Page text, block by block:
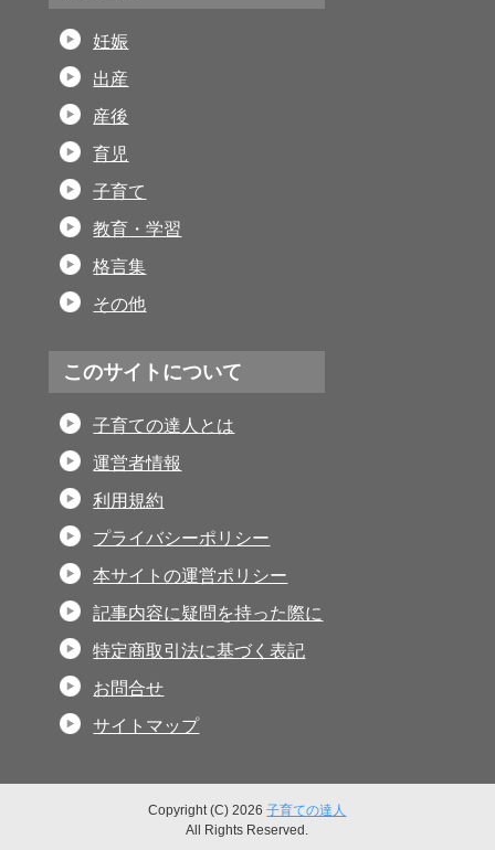
妊娠
出産
産後
育児
子育て
教育・学習
格言集
その他
このサイトについて
子育ての達人とは
運営者情報
利用規約
プライバシーポリシー
本サイトの運営ポリシー
記事内容に疑問を持った際に
特定商取引法に基づく表記
お問合せ
サイトマップ
Copyright (C) 2026子育ての達人
All Rights Reserved.